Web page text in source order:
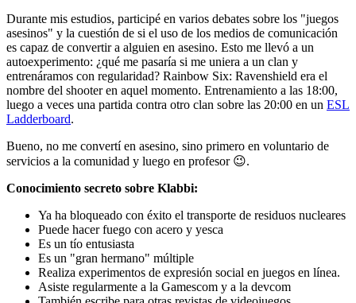
Durante mis estudios, participé en varios debates sobre los "juegos
asesinos" y la cuestión de si el uso de los medios de comunicación
es capaz de convertir a alguien en asesino. Esto me llevó a un
autoexperimento: ¿qué me pasaría si me uniera a un clan y
entrenáramos con regularidad? Rainbow Six: Ravenshield era el
nombre del shooter en aquel momento. Entrenamiento a las 18:00,
luego a veces una partida contra otro clan sobre las 20:00 en un ESL
Ladderboard.
Bueno, no me convertí en asesino, sino primero en voluntario de
servicios a la comunidad y luego en profesor 😉.
Conocimiento secreto sobre Klabbi:
Ya ha bloqueado con éxito el transporte de residuos nucleares
Puede hacer fuego con acero y yesca
Es un tío entusiasta
Es un "gran hermano" múltiple
Realiza experimentos de expresión social en juegos en línea.
Asiste regularmente a la Gamescom y a la devcom